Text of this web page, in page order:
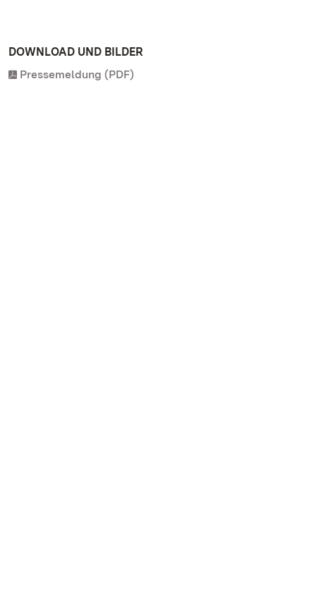
DOWNLOAD UND BILDER
Pressemeldung (PDF)